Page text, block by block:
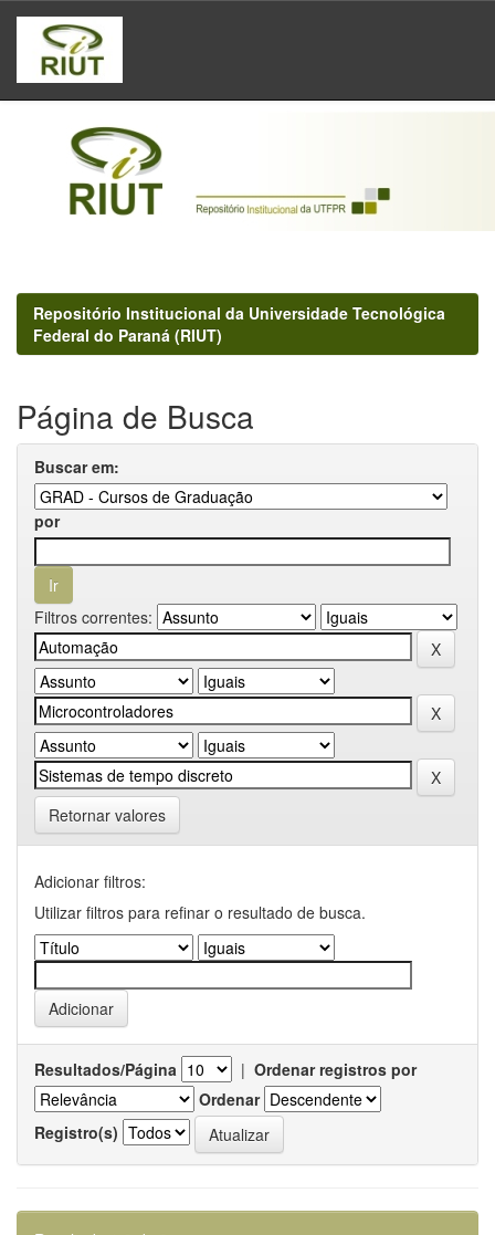
Skip
navigation
Repositório Institucional da Universidade Tecnológica
Federal do Paraná (RIUT)
Página de Busca
Buscar em:
por
Filtros correntes:
Retornar valores
Adicionar filtros:
Utilizar filtros para refinar o resultado de busca.
Resultados/Página | Ordenar registros por
Ordenar
Registro(s)